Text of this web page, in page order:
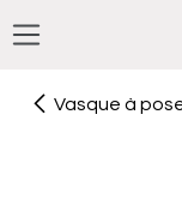
Vasque à